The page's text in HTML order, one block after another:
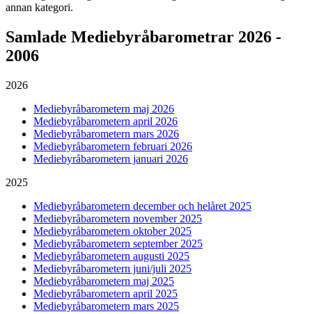
annan kategori.
Samlade Mediebyråbarometrar 2026 -
2006
2026
Mediebyråbarometern maj 2026
Mediebyråbarometern april 2026
Mediebyråbarometern mars 2026
Mediebyråbarometern februari 2026
Mediebyråbarometern januari 2026
2025
Mediebyråbarometern december och helåret 2025
Mediebyråbarometern november 2025
Mediebyråbarometern oktober 2025
Mediebyråbarometern september 2025
Mediebyråbarometern augusti 2025
Mediebyråbarometern juni/juli 2025
Mediebyråbarometern maj 2025
Mediebyråbarometern april 2025
Mediebyråbarometern mars 2025